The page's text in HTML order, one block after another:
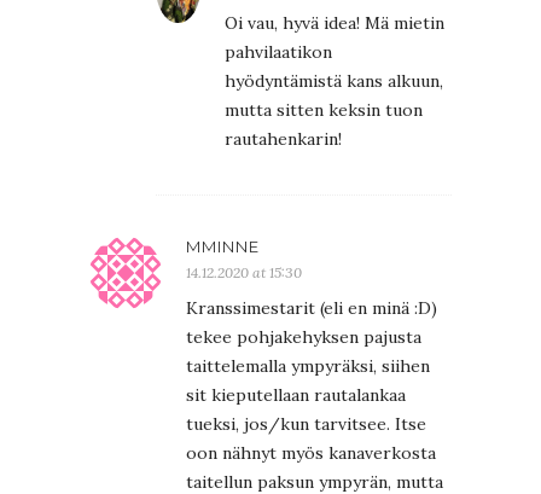
Oi vau, hyvä idea! Mä mietin
pahvilaatikon
hyödyntämistä kans alkuun,
mutta sitten keksin tuon
rautahenkarin!
MMINNE
14.12.2020 at 15:30
Kranssimestarit (eli en minä :D)
tekee pohjakehyksen pajusta
taittelemalla ympyräksi, siihen
sit kieputellaan rautalankaa
tueksi, jos/kun tarvitsee. Itse
oon nähnyt myös kanaverkosta
taitellun paksun ympyrän, mutta